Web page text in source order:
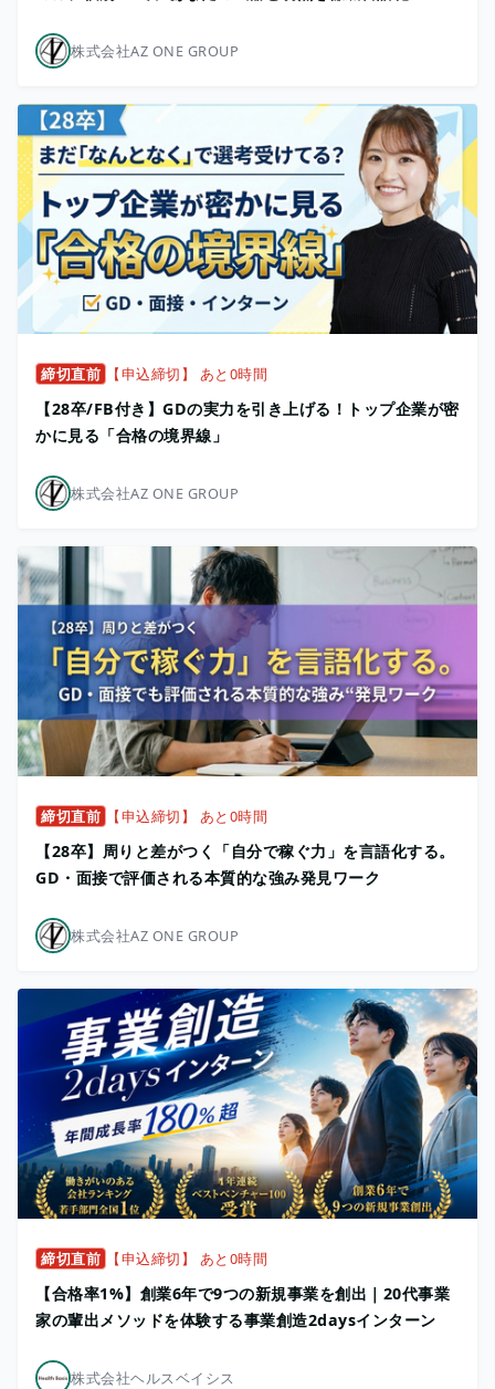
株式会社AZ ONE GROUP
締切直前 【申込締切】 あと0時間
【28卒/FB付き】GDの実力を引き上げる！トップ企業が密
かに見る「合格の境界線」
株式会社AZ ONE GROUP
締切直前 【申込締切】 あと0時間
【28卒】周りと差がつく「自分で稼ぐ力」を言語化する。
GD・面接で評価される本質的な強み発見ワーク
株式会社AZ ONE GROUP
締切直前 【申込締切】 あと0時間
【合格率1%】創業6年で9つの新規事業を創出｜20代事業
家の輩出メソッドを体験する事業創造2daysインターン
株式会社ヘルスベイシス